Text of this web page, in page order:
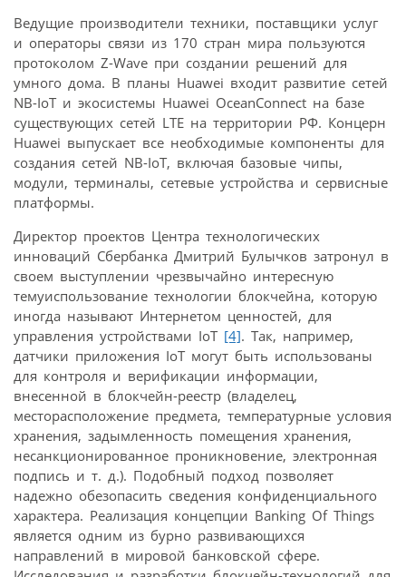
Ведущие производители техники, поставщики услуг
и операторы связи из 170 стран мира пользуются
протоколом Z-Wave при создании решений для
умного дома. В планы Huawei входит развитие сетей
NB-IoT и экосистемы Huawei OceanConnect на базе
существующих сетей LTE на территории РФ. Концерн
Huawei выпускает все необходимые компоненты для
создания сетей NB-IoT, включая базовые чипы,
модули, терминалы, сетевые устройства и сервисные
платформы.
Директор проектов Центра технологических
инноваций Сбербанка Дмитрий Булычков затронул в
своем выступлении чрезвычайно интересную
темуиспользование технологии блокчейна, которую
иногда называют Интернетом ценностей, для
управления устройствами IoT [4]. Так, например,
датчики приложения IoT могут быть использованы
для контроля и верификации информации,
внесенной в блокчейн-реестр (владелец,
месторасположение предмета, температурные условия
хранения, задымленность помещения хранения,
несанкционированное проникновение, электронная
подпись и т. д.). Подобный подход позволяет
надежно обезопасить сведения конфиденциального
характера. Реализация концепции Banking Of Things
является одним из бурно развивающихся
направлений в мировой банковской сфере.